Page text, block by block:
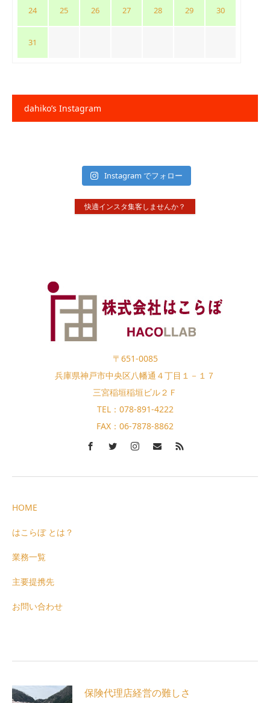
24 25 26 27 28 29 30
31
dahiko’s Instagram
Instagram でフォロー
快適インスタ集客しませんか？
〒651-0085
兵庫県神戸市中央区八幡通４丁目１－１７
三宮稲垣稲垣ビル２Ｆ
TEL：078-891-4222
FAX：06-7878-8862
HOME
はこらぼ とは？
業務一覧
主要提携先
お問い合わせ
保険代理店経営の難しさ